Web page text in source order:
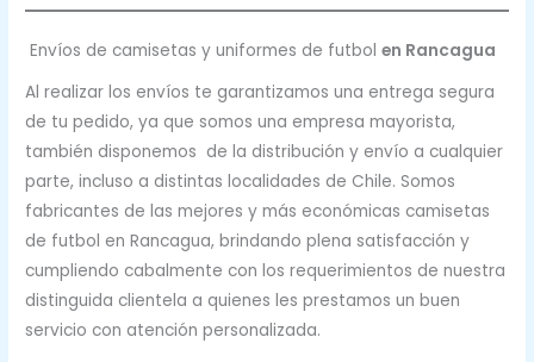
Envíos de camisetas y uniformes de futbolen Rancagua
Al realizar los envíos te garantizamos una entrega segura
de tu pedido, ya que somos una empresa mayorista,
también disponemos de la distribución y envío a cualquier
parte, incluso a distintas localidades de Chile. Somos
fabricantes de las mejores y más económicas camisetas
de futbol en Rancagua, brindando plena satisfacción y
cumpliendo cabalmente con los requerimientos de nuestra
distinguida clientela a quienes les prestamos un buen
servicio con atención personalizada.